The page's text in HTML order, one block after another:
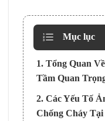
Mục lục
1. Tổng Quan
Tầm Quan
2. Các Yếu Tố
Chống Cháy